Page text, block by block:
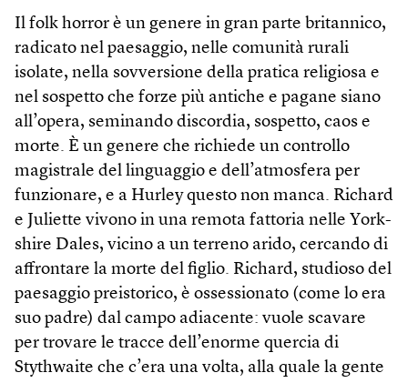
Il folk horror è un genere in gran parte britannico,
radicato nel paesaggio, nelle comunità rurali
isolate, nella sovversione della pratica religiosa e
nel sospetto che forze più antiche e pagane siano
all’opera, seminando discordia, sospetto, caos e
morte. È un genere che richiede un controllo
magistrale del linguaggio e dell’atmosfera per
funzionare, e a Hurley questo non manca. Richard
e Juliette vivono in una remota fattoria nelle York­
shire Dales, vicino a un terreno arido, cercando di
affrontare la morte del figlio. Richard, studioso del
paesaggio preistorico, è ossessionato (come lo era
suo padre) dal campo adiacente: vuole scavare
per trovare le tracce dell’enorme quercia di
Stythwaite che c’era una volta, alla quale la gente